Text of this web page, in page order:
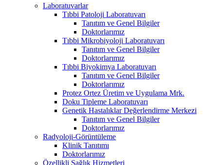
Laboratuvarlar
Tıbbi Patoloji Laboratuvarı
Tanıtım ve Genel Bilgiler
Doktorlarımız
Tıbbi Mikrobiyoloji Laboratuvarı
Tanıtım ve Genel Bilgiler
Doktorlarımız
Tıbbi Biyokimya Laboratuvarı
Tanıtım ve Genel Bilgiler
Doktorlarımız
Protez Ortez Üretim ve Uygulama Mrk.
Doku Tipleme Laboratuvarı
Genetik Hastalıklar Değerlendirme Merkezi
Tanıtım ve Genel Bilgiler
Doktorlarımız
Radyoloji-Görüntüleme
Klinik Tanıtımı
Doktorlarımız
Özellikli Sağlık Hizmetleri